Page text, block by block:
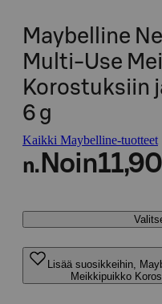
Maybelline
Multi-Use
Korostuksiin
6 g
Kaikki Maybelline-tuotteet
n. Noin
Lisää suosikkeihin,
Meikkipuikko